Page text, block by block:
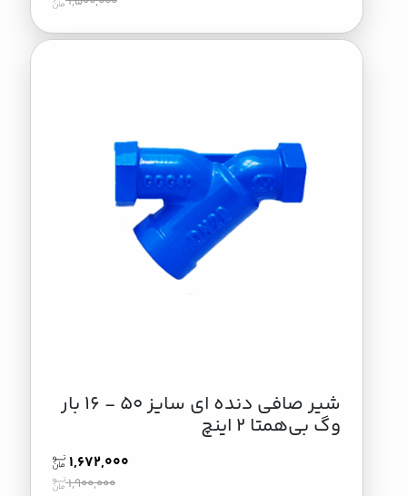
شیر صافی دنده ای سایز 50 - 16 بار
وگ بی‌همتا 2 اینچ
1,672,000
1,900,000